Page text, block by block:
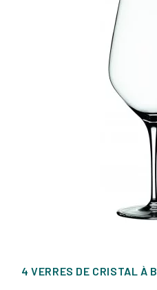
4 VERRES DE CRISTAL À